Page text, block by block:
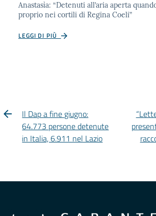
Anastasìa: “Detenuti all’aria aperta
proprio nei cortili di Regina Coeli”
LEGGI DI PIÙ
Il Dap a fine giugno:
64.773 persone detenute
in Italia, 6.911 nel Lazio